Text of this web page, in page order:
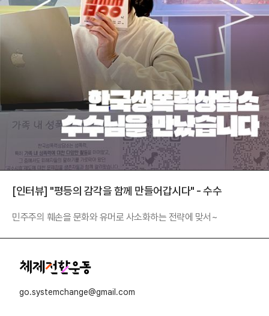
[인터뷰] "평등의 감각을 함께 만들어갑시다" - 수수
민주주의 훼손을 문화와 유머로 사소화하는 전략에 맞서~
go.systemchange@gmail.com